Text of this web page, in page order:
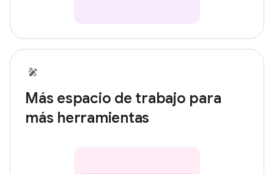
Más espacio de trabajo para
más herramientas